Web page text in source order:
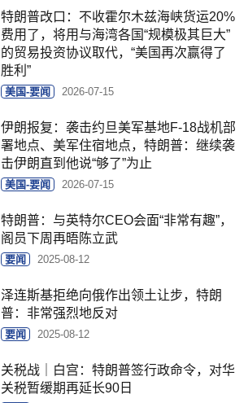
特朗普改口：不收霍尔木兹海峡货运20%
费用了，将用与海湾各国“规模极其巨大”
的贸易投资协议取代，“美国再次赢得了
胜利”
美国-要闻 2026-07-15
伊朗报复：袭击约旦美军基地F-18战机部
署地点、美军住宿地点，特朗普：继续袭
击伊朗直到他说“够了”为止
美国-要闻 2026-07-15
特朗普：与英特尔CEO会面“非常有趣”，
阁员下周再晤陈立武
要闻 2025-08-12
泽连斯基拒绝向俄作出领土让步，特朗
普：非常强烈地反对
要闻 2025-08-12
关税战｜白宫：特朗普签行政命令，对华
关税暂缓期再延长90日